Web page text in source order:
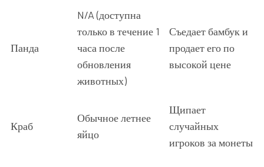
Панда
N/A (доступна
только в течение 1
часа после
обновления
животных)
Съедает бамбук и
продает его по
высокой цене
Краб
Обычное летнее
яйцо
Щипает
случайных
игроков за монеты